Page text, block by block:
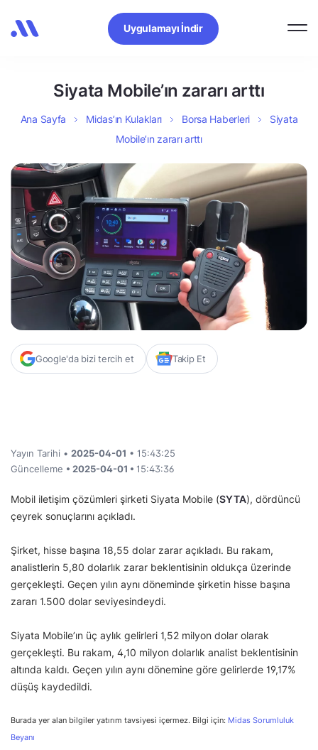
Uygulamayı İndir
Siyata Mobile’ın zararı arttı
Ana Sayfa Midas’ın Kulakları Borsa Haberleri
Siyata
Mobile’ın zararı arttı
Google'da bizi tercih et Takip Et
Yayın Tarihi • 2025-04-01 • 15:43:25
Güncelleme • 2025-04-01 • 15:43:36
Mobil iletişim çözümleri şirketi Siyata Mobile (SYTA), dördüncü
çeyrek sonuçlarını açıkladı.
Şirket, hisse başına 18,55 dolar zarar açıkladı. Bu rakam,
analistlerin 5,80 dolarlık zarar beklentisinin oldukça üzerinde
gerçekleşti. Geçen yılın aynı döneminde şirketin hisse başına
zararı 1.500 dolar seviyesindeydi.
Siyata Mobile’ın üç aylık gelirleri 1,52 milyon dolar olarak
gerçekleşti. Bu rakam, 4,10 milyon dolarlık analist beklentisinin
altında kaldı. Geçen yılın aynı dönemine göre gelirlerde 19,17%
düşüş kaydedildi.
Burada yer alan bilgiler yatırım tavsiyesi içermez. Bilgi için: Midas Sorumluluk
Beyanı